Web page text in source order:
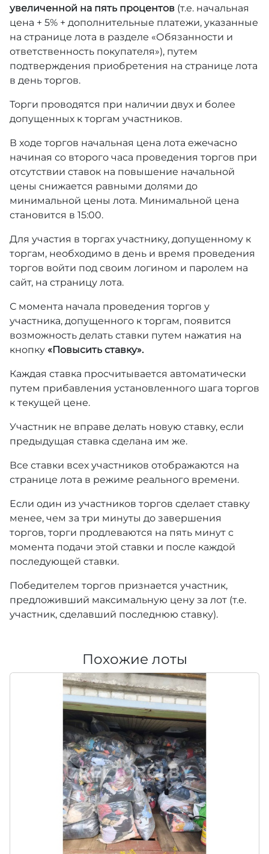
увеличенной на пять процентов (т.е. начальная
цена + 5% + дополнительные платежи, указанные
на странице лота в разделе «Обязанности и
ответственность покупателя»), путем
подтверждения приобретения на странице лота
в день торгов.
Торги проводятся при наличии двух и более
допущенных к торгам участников.
В ходе торгов начальная цена лота ежечасно
начиная со второго часа проведения торгов при
отсутствии ставок на повышение начальной
цены снижается равными долями до
минимальной цены лота. Минимальной цена
становится в 15:00.
Для участия в торгах участнику, допущенному к
торгам, необходимо в день и время проведения
торгов войти под своим логином и паролем на
сайт, на страницу лота.
С момента начала проведения торгов у
участника, допущенного к торгам, появится
возможность делать ставки путем нажатия на
кнопку «Повысить ставку».
Каждая ставка просчитывается автоматически
путем прибавления установленного шага торгов
к текущей цене.
Участник не вправе делать новую ставку, если
предыдущая ставка сделана им же.
Все ставки всех участников отображаются на
странице лота в режиме реального времени.
Если один из участников торгов сделает ставку
менее, чем за три минуты до завершения
торгов, торги продлеваются на пять минут с
момента подачи этой ставки и после каждой
последующей ставки.
Победителем торгов признается участник,
предложивший максимальную цену за лот (т.е.
участник, сделавший последнюю ставку).
Похожие лоты